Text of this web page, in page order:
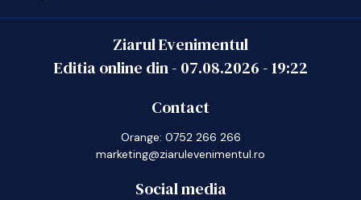
Ziarul Evenimentul
Editia online din - 07.08.2026-19:22
Contact
Orange: 0752 266 266
marketing@ziarulevenimentul.ro
Social media